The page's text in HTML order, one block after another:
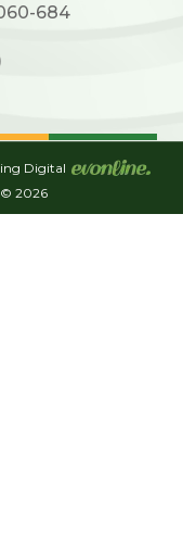
684
Digital
© 2026